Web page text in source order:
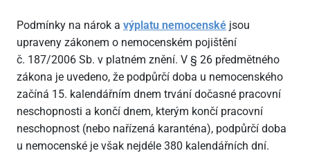
Podmínky na nárok a výplatu nemocenské jsou
upraveny zákonem o nemocenském pojištění
č. 187/2006 Sb. v platném znění. V § 26 předmětného
zákona je uvedeno, že podpůrčí doba u nemocenského
začíná 15. kalendářním dnem trvání dočasné pracovní
neschopnosti a končí dnem, kterým končí pracovní
neschopnost (nebo nařízená karanténa), podpůrčí doba
u nemocenské je však nejdéle 380 kalendářních dní.